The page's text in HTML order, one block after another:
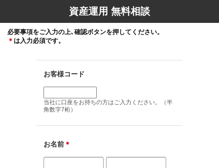
資産運用 無料相談
必要事項をご入力の上､確認ボタンを押してください。
＊ は入力必須です。
お客様コード
当社に口座をお持ちの方はご入力ください。（半
角数字7桁）
お名前 ＊